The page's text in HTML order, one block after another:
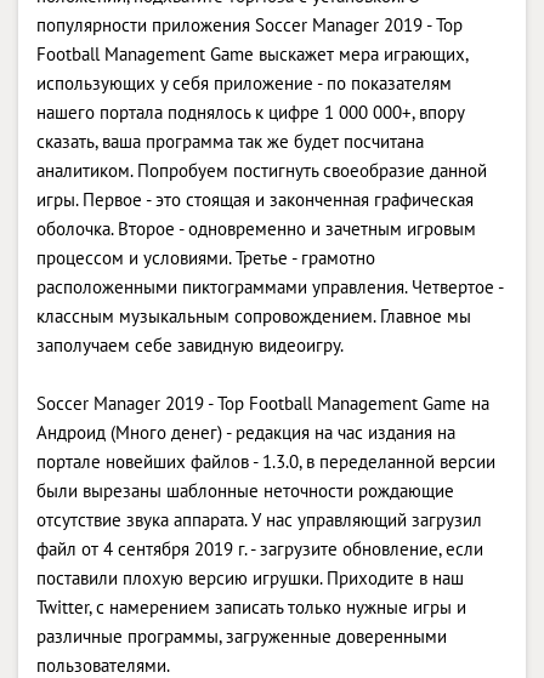
популярности приложения Soccer Manager 2019 - Top
Football Management Game выскажет мера играющих,
использующих у себя приложение - по показателям
нашего портала поднялось к цифре 1 000 000+, впору
сказать, ваша программа так же будет посчитана
аналитиком. Попробуем постигнуть своеобразие данной
игры. Первое - это стоящая и законченная графическая
оболочка. Второе - одновременно и зачетным игровым
процессом и условиями. Третье - грамотно
расположенными пиктограммами управления. Четвертое -
классным музыкальным сопровождением. Главное мы
заполучаем себе завидную видеоигру.
Soccer Manager 2019 - Top Football Management Game на
Андроид (Много денег) - редакция на час издания на
портале новейших файлов - 1.3.0, в переделанной версии
были вырезаны шаблонные неточности рождающие
отсутствие звука аппарата. У нас управляющий загрузил
файл от 4 сентября 2019 г. - загрузите обновление, если
поставили плохую версию игрушки. Приходите в наш
Twitter, с намерением записать только нужные игры и
различные программы, загруженные доверенными
пользователями.